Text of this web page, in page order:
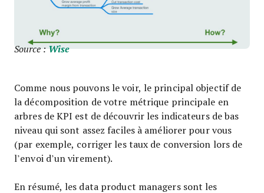
Source :Wise
Comme nous pouvons le voir, le principal objectif de
la décomposition de votre métrique principale en
arbres de KPI est de découvrir les indicateurs de bas
niveau qui sont assez faciles à améliorer pour vous
(par exemple, corriger les taux de conversion lors de
l’envoi d’un virement).
En résumé, les data product managers sont les